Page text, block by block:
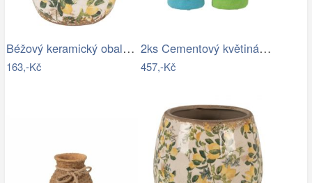
Béžový keramický obal na květináč s…
163,-Kč
2ks Cementový květináč Pompom modrá…
457,-Kč